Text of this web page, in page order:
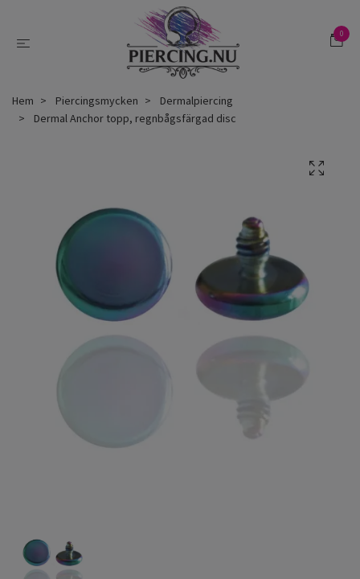
0
Hem Piercingsmycken
Dermalpiercing
Dermal Anchor topp, regnbågsfärgad disc